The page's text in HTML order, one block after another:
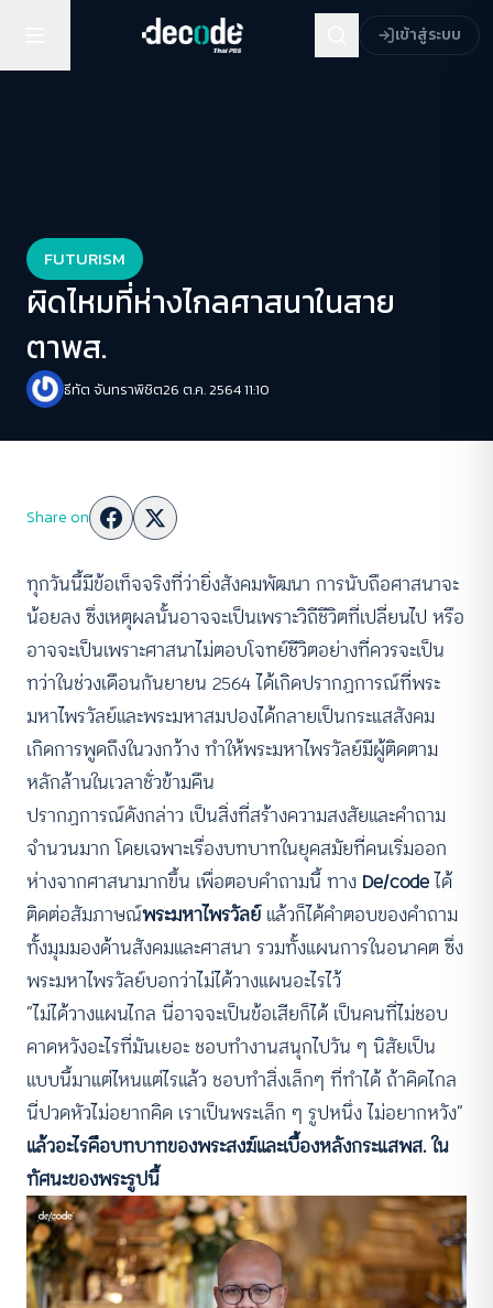
เข้าสู่ระบบ
FUTURISM
ผิดไหมที่ห่างไกลศาสนาในสาย
ตาพส.
ธีทัต จันทราพิชิต26 ต.ค. 2564 11:10
Share on
ทุกวันนี้มีข้อเท็จจริงที่ว่ายิ่งสังคมพัฒนา การนับถือศาสนาจะ
น้อยลง ซึ่งเหตุผลนั้นอาจจะเป็นเพราะวิถีชีวิตที่เปลี่ยนไป หรือ
อาจจะเป็นเพราะศาสนาไม่ตอบโจทย์ชีวิตอย่างที่ควรจะเป็น
ทว่าในช่วงเดือนกันยายน 2564 ได้เกิดปรากฏการณ์ที่พระ
มหาไพรวัลย์และพระมหาสมปองได้กลายเป็นกระแสสังคม
เกิดการพูดถึงในวงกว้าง ทำให้พระมหาไพรวัลย์มีผู้ติดตาม
หลักล้านในเวลาชั่วข้ามคืน
ปรากฏการณ์ดังกล่าว เป็นสิ่งที่สร้างความสงสัยและคำถาม
จำนวนมาก โดยเฉพาะเรื่องบทบาทในยุคสมัยที่คนเริ่มออก
ห่างจากศาสนามากขึ้น เพื่อตอบคำถามนี้ ทาง De/codeได้
ติดต่อสัมภาษณ์พระมหาไพรวัลย์แล้วก็ได้คำตอบของคำถาม
ทั้งมุมมองด้านสังคมและศาสนา รวมทั้งแผนการในอนาคต ซึ่ง
พระมหาไพรวัลย์บอกว่าไม่ได้วางแผนอะไรไว้
“ไม่ได้วางแผนไกล นี่อาจจะเป็นข้อเสียก็ได้ เป็นคนที่ไม่ชอบ
คาดหวังอะไรที่มันเยอะ ชอบทำงานสนุกไปวัน ๆ นิสัยเป็น
แบบนี้มาแต่ไหนแต่ไรแล้ว ชอบทำสิ่งเล็กๆ ที่ทำได้ ถ้าคิดไกล
นี่ปวดหัวไม่อยากคิด เราเป็นพระเล็ก ๆ รูปหนึ่ง ไม่อยากหวัง”
แล้วอะไรคือบทบาทของพระสงฆ์และเบื้องหลังกระแสพส. ใน
ทัศนะของพระรูปนี้